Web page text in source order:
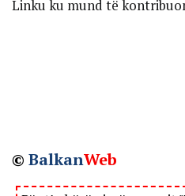
Linku ku mund të
© BalkanWeb